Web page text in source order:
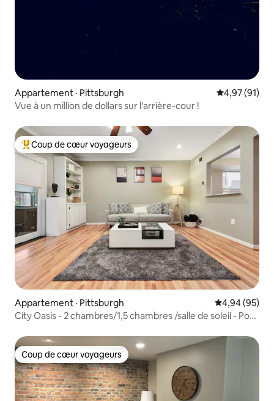
Appartement · Pittsburgh Note
4,97 (91)
Vue à un million de dollars sur l'arrière-cour !
Coup de cœur voyageurs parmi les plus aimés
Coup de cœur voyageurs
Appartement · Pittsburgh Note
4,94 (95)
City Oasis - 2 chambres/1,5 chambres /salle de soleil - Pour
Coup de cœur voyageurs
Coup de cœur voyageurs